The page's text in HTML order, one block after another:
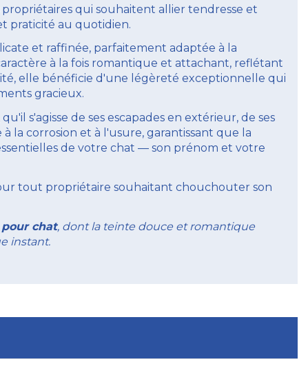
qui souhaitent allier tendresse et
praticité au quotidien.
et raffinée, parfaitement adaptée à la
à la fois romantique et attachant, reflétant
elle bénéficie d'une légèreté exceptionnelle qui
gracieux.
s'agisse de ses escapades en extérieur, de ses
la corrosion et à l'usure, garantissant que la
de votre chat — son prénom et votre
tout propriétaire souhaitant chouchouter son
chat, dont la teinte douce et romantique
instant.